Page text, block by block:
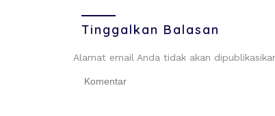
Tinggalkan Balasan
Alamat email Anda tidak akan